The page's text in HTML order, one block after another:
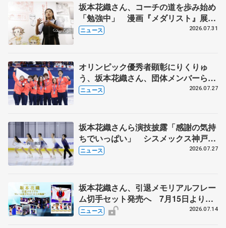
坂本花織さん、コーチの道を歩み始め
「勉強中」 漫画『メダリスト』展覧
会で子どもたちにエール
ニュース 2026.07.31
オリンピック優秀者顕彰にりくりゅ
う、坂本花織さん、団体メンバーら
8月7日に文科省が表彰式、ブルーノ・
ニュース 2026.07.27
坂本花織さんら演技披露「感謝の気持
ちでいっぱい」 シスメックス神戸ア
イスキャンパス開場1周年イベント
ニュース 2026.07.27
坂本花織さん、引退メモリアルフレー
ム切手セット発売へ 7月15日より申
込受付開始
ニュース 2026.07.14